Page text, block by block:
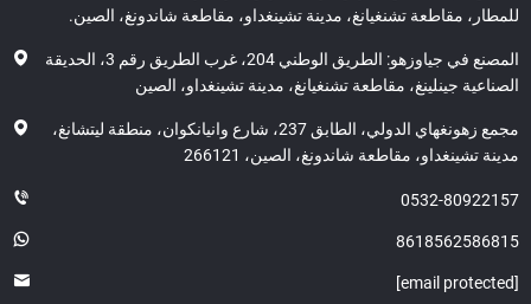
مقاطعة تشنغيانغ، مدينة تشينغداو، مقاطعة شاندونغ، الصين.
المصنع في جياوزهو: الطريق الوطني 204، غرب الطريق رقم 3، الحديقة
جينلينغ، مقاطعة تشنغيانغ، مدينة تشينغداو، الصين
مجمع زهونغهاي الدولي، الطابق 237، شارع وانيانكوان، منطقة ليتشانغ،
تشينغداو، مقاطعة شاندونغ، الصين، 266121
0532-